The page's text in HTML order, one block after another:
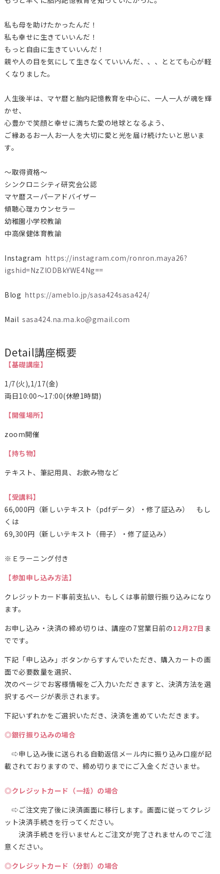
私も母を助けたかったんだ！
私も幸せに生きていいんだ！
もっと自由に生きていいんだ！
親や人の目を気にして生きなくていいんだ、、、ととても心が軽
くなりました。
人生後半は、マヤ暦と胎内記憶教育を中心に、一人一人が魂を輝
かせ、
心豊かで笑顔と幸せに満ちた愛の地球となるよう、
ご縁あるお一人お一人を大切に愛と光を届け続けたいと思いま
す。
〜取得資格〜
シンクロニシティ研究会公認
マヤ暦スーパーアドバイザー
傾聴心理カウンセラー
幼稚園小学校教諭
中高保健体育教諭
Instagram https://instagram.com/ronron.maya26?
igshid=NzZlODBkYWE4Ng==
Blog https://ameblo.jp/sasa424sasa424/
Mailsasa424.na.ma.ko@gmail.com
Detail講座概要
【基礎講座】
1/7(火),1/17(金)
両日10:00〜17:00(休憩1時間)
【開催場所】
zoom開催
【持ち物】
テキスト、筆記用具、お飲み物など
【受講料】
66,000円（新しいテキスト（pdfデータ）・修了証込み） もし
くは
69,300円（新しいテキスト（冊子）・修了証込み）
※Ｅラーニング付き
【参加申し込み方法】
クレジットカード事前支払い、もしくは事前銀行振り込みになり
ます。
お申し込み・決済の締め切りは、講座の7営業日前の12月27日 ま
でです。
下記「申し込み」ボタンからすすんでいただき、購入カートの画
面で必要数量を選択、
次のページでお客様情報をご入力いただきますと、決済方法を選
択するページが表示されます。
下記いずれかをご選択いただき、決済を進めていただきます。
◎銀行振り込みの場合
⇨申し込み後に送られる自動返信メール内に振り込み口座が記
載されておりますので、締め切りまでにご入金くださいませ。
◎クレジットカード（一括）の場合
⇨ご注文完了後に決済画面に移行します。画面に従ってクレジ
ット決済手続きを行ってください。
決済手続きを行いませんとご注文が完了されませんのでご注
意ください。
◎クレジットカード（分割）の場合